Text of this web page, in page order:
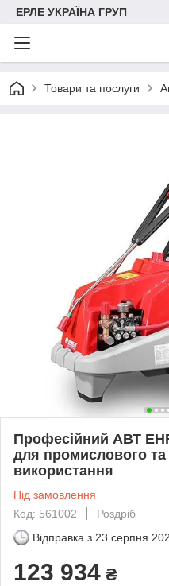
ЕРЛЕ УКРАЇНА ГРУП
Товари та послуги
Професійний АВТ
для промислового та
використання
Під замовлення
Код: 561002
Роздріб
Відправка з 23 серпня
123 934 ₴